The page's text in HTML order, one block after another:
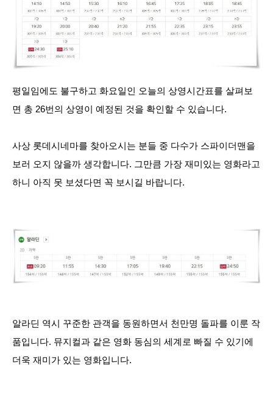
평일임에도 불구하고 화요일인 오늘의 상영시간표를 살펴보
면 총 26번의 상영이 예정된 것을 확인할 수 있습니다.
사상 롯데시네마를 찾아오시는 분들 중 다수가 스파이더맨을
보러 오지 않을까 생각합니다. 그만큼 가장 재미있는 영화라고
하니 아직 못 보셨다면 꼭 보시길 바랍니다.
알라딘 역시 꾸준한 관객을 동원하면서 천만명 돌파를 이룬 작
품입니다. 뮤지컬과 같은 영화 동심의 세계로 빠질 수 있기에
더욱 재미가 있는 영화입니다.